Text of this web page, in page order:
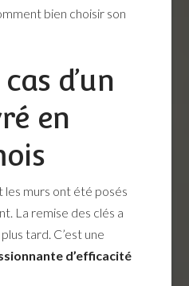
bien choisir son
d’un
en
murs ont été posés
La remise des clés a
tard. C’est une
d’efficacité